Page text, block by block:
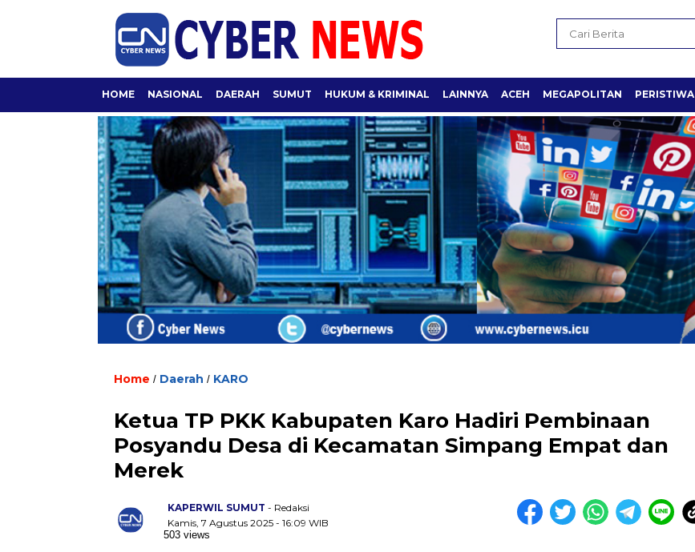
HOME NASIONAL DAERAH SUMUT HUKUM & KRIMINAL LAINNYA ACEH MEGAPOLITAN PERISTIWA
Home / Daerah / KARO
Ketua TP PKK Kabupaten Karo Hadiri Pembinaan
Posyandu Desa di Kecamatan Simpang Empat dan
Merek
KAPERWIL SUMUT - Redaksi
Kamis, 7 Agustus 2025 - 16:09 WIB
503 views